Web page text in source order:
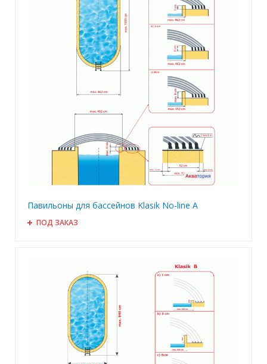
Павильоны для бассейнов Klasik No-line A
ПОД ЗАКАЗ